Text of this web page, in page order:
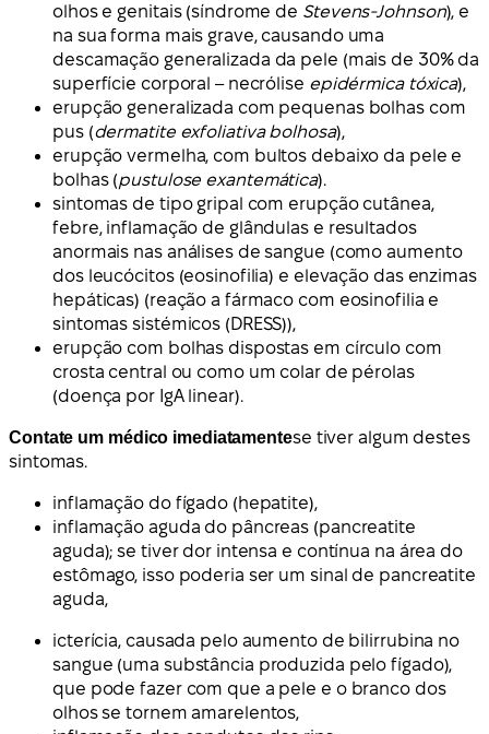
olhos e genitais (síndrome de Stevens-Johnson), e
na sua forma mais grave, causando uma
descamação generalizada da pele (mais de 30% da
superfície corporal – necrólise epidérmica tóxica),
erupção generalizada com pequenas bolhas com
pus (dermatite exfoliativa bolhosa),
erupção vermelha, com bultos debaixo da pele e
bolhas (pustulose exantemática).
sintomas de tipo gripal com erupção cutânea,
febre, inflamação de glândulas e resultados
anormais nas análises de sangue (como aumento
dos leucócitos (eosinofilia) e elevação das enzimas
hepáticas) (reação a fármaco com eosinofilia e
sintomas sistémicos (DRESS)),
erupção com bolhas dispostas em círculo com
crosta central ou como um colar de pérolas
(doença por IgA linear).
Contate um médico imediatamentese tiver algum destes
sintomas.
inflamação do fígado (hepatite),
inflamação aguda do pâncreas (pancreatite
aguda); se tiver dor intensa e contínua na área do
estômago, isso poderia ser um sinal de pancreatite
aguda,
icterícia, causada pelo aumento de bilirrubina no
sangue (uma substância produzida pelo fígado),
que pode fazer com que a pele e o branco dos
olhos se tornem amarelentos,